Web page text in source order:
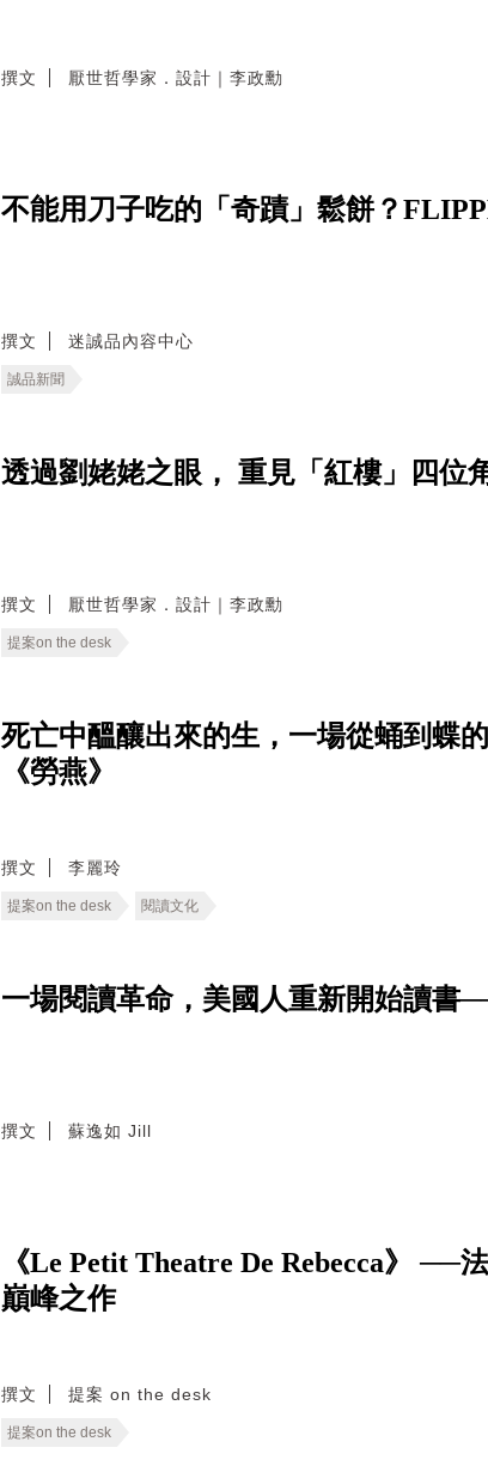
撰文 厭世哲學家．設計｜李政勳
不能用刀子吃的「奇蹟」鬆餅？
撰文 迷誠品內容中心
誠品新聞
透過劉姥姥之眼， 重見「紅樓」四位
撰文 厭世哲學家．設計｜李政勳
提案on the desk
死亡中醞釀出來的生，一場從蛹到蝶
《勞燕》
撰文 李麗玲
提案on the desk 閱讀文化
一場閱讀革命，美國人重新開始讀書
撰文 蘇逸如 Jill
《Le Petit Theatre De Rebecca》 ──
巔峰之作
撰文 提案 on the desk
提案on the desk